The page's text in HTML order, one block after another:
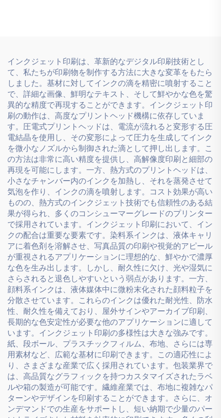
インクジェット印刷は、革新的なデジタル印刷技術とし
て、私たちが印刷物を制作する方法に大きな変革をもたら
しました。基材に対してインクの滴を精密に噴射すること
で、詳細な画像、鮮明なテキスト、そして鮮やかな色を驚
異的な精度で再現することができます。インクジェット印
刷の動作は、高度なプリントヘッド機構に依存していま
す。圧電式プリントヘッドは、電流が流れると変形する圧
電結晶を使用し、その変形によって圧力を生成してインク
を微小なノズルから制御された滴として押し出します。こ
の方法は非常に高い精度を提供し、高解像度印刷と細部の
再現を可能にします。一方、熱方式のプリントヘッドは、
小さなチャンバー内のインクを加熱し、それを蒸発させて
気泡を作り、インクの滴を噴射します。コスト効果が高い
ものの、熱方式のインクジェット技術でも信頼性のある結
果が得られ、多くのコンシューマーグレードのプリンター
で採用されています。インクジェット印刷において、イン
クの配合は重要な要素です。染料系インクは、液体キャリ
アに着色剤を溶解させ、写真品質の印刷や視覚的アピール
が重視されるアプリケーションに理想的な、鮮やかで濃厚
な色を生み出します。しかし、耐久性に欠け、光や湿気に
さらされると退色しやすいという弱点があります。一方、
顔料系インクは、液体媒体中に微粉末化された顔料粒子を
分散させています。これらのインクは優れた耐光性、防水
性、耐久性を備えており、屋外サインやアーカイブ印刷、
長期的な色安定性が必要な他のアプリケーションに適して
います。インクジェット印刷の多様性は大きな強みです。
紙、段ボール、プラスチックフィルム、布地、さらには専
用素材など、広範な基材に印刷できます。この適応性によ
り、さまざまな産業で広く採用されています。包装業界で
は、高品質なグラフィックを持つカスタマイズされたラベ
ルや箱の製造が可能です。繊維産業では、布地に複雑なパ
ターンやデザインを印刷することができます。さらに、オ
ンデマンドでの生産をサポートし、短い納期で少量のパー